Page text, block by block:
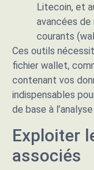
Litecoin, et
avancées
courants
Ces outils
fichier wallet,
contenant vos
indispensables
de base à
Exploiter
associés